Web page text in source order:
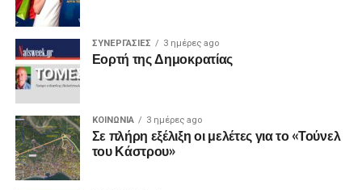
ΣΥΝΕΡΓΑΣΙΕΣ 3 ημέρες ago
Εορτή της Δημοκρατίας
ΚΟΙΝΩΝΙΑ 3 ημέρες ago
Σε πλήρη εξέλιξη οι μελέτες για το «Τούνελ
του Κάστρου»